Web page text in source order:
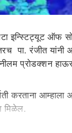
इन्स्टिट्यूट ऑफ
पा. रंजीत यांनी
नीलम
करताना
मिळेल.